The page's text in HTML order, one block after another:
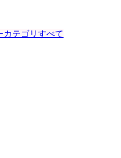
カテゴリすべて